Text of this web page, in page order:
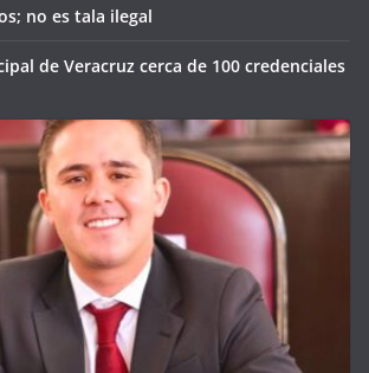
no es tala ilegal
de Veracruz cerca de 100 credenciales